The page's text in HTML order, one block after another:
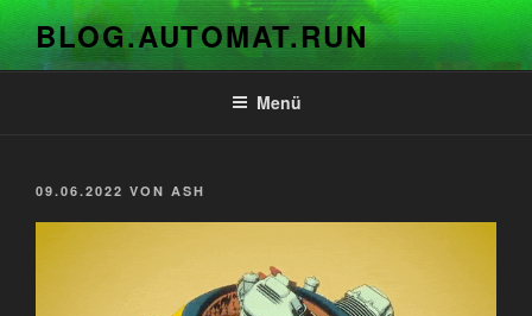
Zum
Inhalt
springen
BLOG.AUTOMAT.RUN
Menü
VERÖFFENTLICHT
09.06.2022 VON ASH